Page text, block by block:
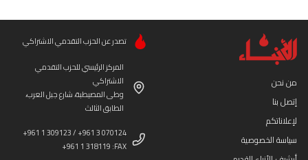
من نحن
إتصل بنا
لإعلاناتكم
سياسة الخصوصية
تصدر عن الحزب التقدمي الاشتراكي
المركز الرئيسي للحزب التقدمي
الاشتراكي
وطى المصيطبة، شارع جبل العرب،
الطابق الثالث
+961 1 309123 / +961 3 070124
+961 1 318119 :FAX